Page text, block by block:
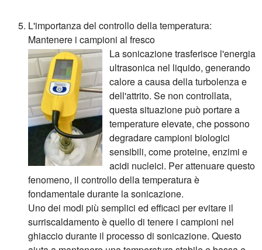
L'importanza del controllo della temperatura:
Mantenere i campioni al fresco
La sonicazione trasferisce l'energia
ultrasonica nel liquido, generando
calore a causa della turbolenza e
dell'attrito. Se non controllata,
questa situazione può portare a
temperature elevate, che possono
degradare campioni biologici
sensibili, come proteine, enzimi e
acidi nucleici. Per attenuare questo
fenomeno, il controllo della temperatura è
fondamentale durante la sonicazione.
Uno dei modi più semplici ed efficaci per evitare il
surriscaldamento è quello di tenere i campioni nel
ghiaccio durante il processo di sonicazione. Questo